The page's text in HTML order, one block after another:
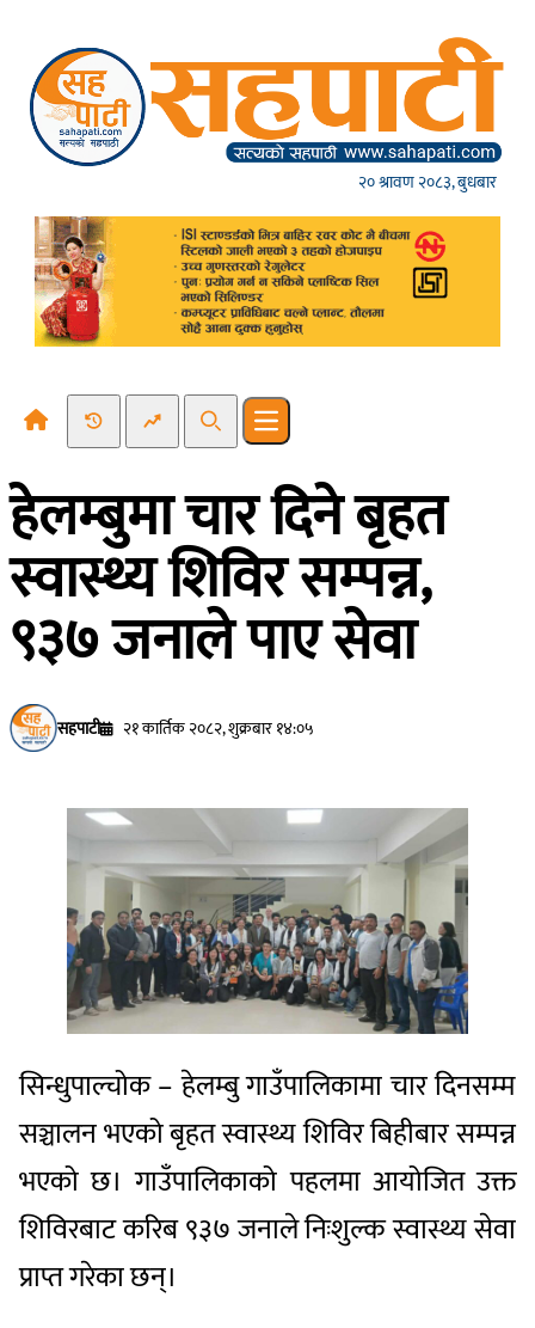
२० श्रावण २०८३, बुधबार
Recent NewsTrending News
SearchOpen main menu
हेलम्बुमा चार दिने बृहत
स्वास्थ्य शिविर सम्पन्न,
९३७ जनाले पाए सेवा
सहपाटी २१ कार्तिक २०८२, शुक्रबार १४:०५
सिन्धुपाल्चोक – हेलम्बु गाउँपालिकामा चार दिनसम्म
सञ्चालन भएको बृहत स्वास्थ्य शिविर बिहीबार सम्पन्न
भएको छ। गाउँपालिकाको पहलमा आयोजित उक्त
शिविरबाट करिब ९३७ जनाले निःशुल्क स्वास्थ्य सेवा
प्राप्त गरेका छन्।